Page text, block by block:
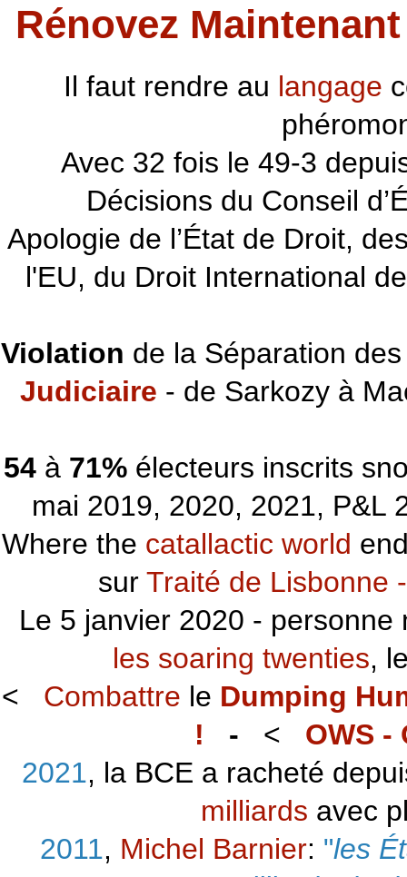
Rénovez
Il faut rendre au langage
Avec 32 fois le 49-3
Décisions du Conseil
Apologie de l’État de Droit,
l'EU, du Droit International
Violation de la Séparation
Judiciaire - de Sarkozy à
54à 71%électeurs inscrits
mai 2019, 2020, 2021, P&L
Where the catallactic world
sur Traité de Lisbonne
Le 5 janvier 2020 -
les soaring twenties,
< Combattre le Dumping
! - < OWS -
2021, la BCE a racheté
milliards avec
2011, Michel Barnier: "les